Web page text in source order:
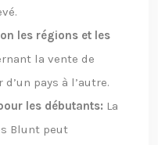
les régions et les
la vente de
pays à l’autre.
les débutants: La
Blunt peut